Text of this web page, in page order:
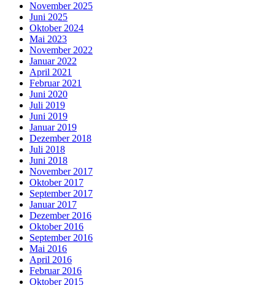
November 2025
Juni 2025
Oktober 2024
Mai 2023
November 2022
Januar 2022
April 2021
Februar 2021
Juni 2020
Juli 2019
Juni 2019
Januar 2019
Dezember 2018
Juli 2018
Juni 2018
November 2017
Oktober 2017
September 2017
Januar 2017
Dezember 2016
Oktober 2016
September 2016
Mai 2016
April 2016
Februar 2016
Oktober 2015